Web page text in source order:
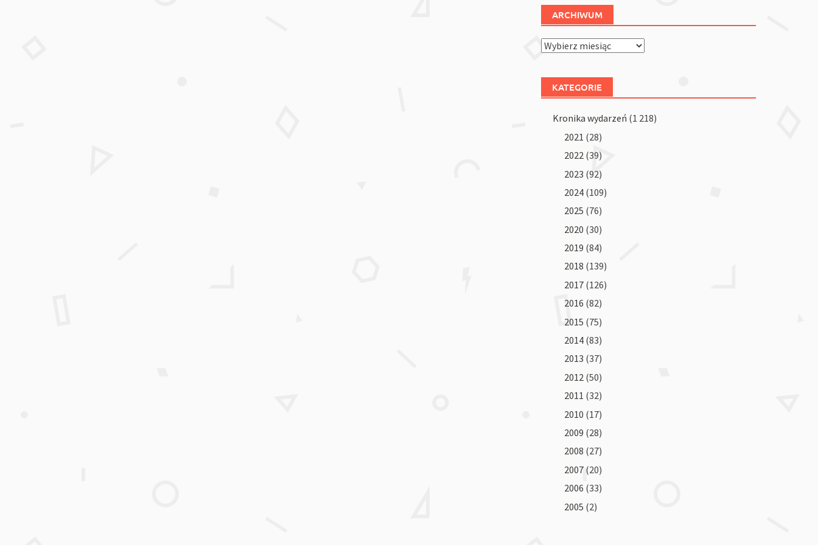
ARCHIWUM
Archiwum
KATEGORIE
Kronika wydarzeń (1 218)
2021 (28)
2022 (39)
2023 (92)
2024 (109)
2025 (76)
2020 (30)
2019 (84)
2018 (139)
2017 (126)
2016 (82)
2015 (75)
2014 (83)
2013 (37)
2012 (50)
2011 (32)
2010 (17)
2009 (28)
2008 (27)
2007 (20)
2006 (33)
2005 (2)